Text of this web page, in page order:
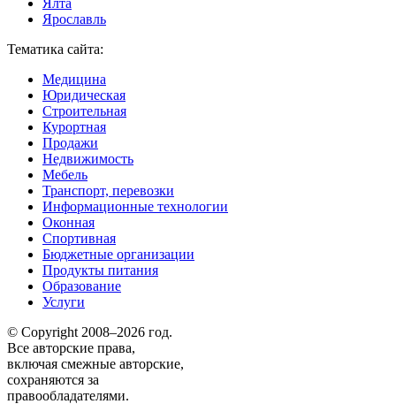
Ялта
Ярославль
Тематика сайта:
Медицина
Юридическая
Строительная
Курортная
Продажи
Недвижимость
Мебель
Транспорт, перевозки
Информационные технологии
Оконная
Спортивная
Бюджетные организации
Продукты питания
Образование
Услуги
© Copyright 2008–2026 год.
Все авторские права,
включая смежные авторские,
сохраняются за
правообладателями.